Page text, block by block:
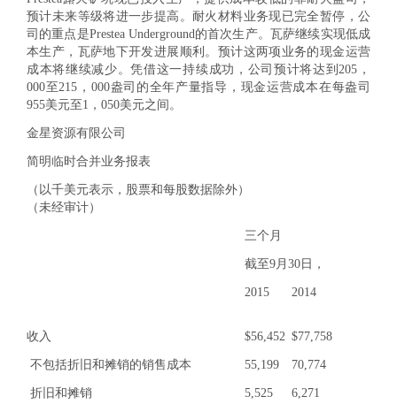
预计未来等级将进一步提高。耐火材料业务现已完全暂停，公
司的重点是Prestea Underground的首次生产。瓦萨继续实现低成
本生产，瓦萨地下开发进展顺利。预计这两项业务的现金运营
成本将继续减少。凭借这一持续成功，公司预计将达到205，
000至215，000盎司的全年产量指导，现金运营成本在每盎司
955美元至1，050美元之间。
金星资源有限公司
简明临时合并业务报表
（以千美元表示，股票和每股数据除外）
（未经审计）
三个月
截至9月30日，
2015 2014
收入 $56,452 $77,758
不包括折旧和摊销的销售成本 55,199 70,774
折旧和摊销 5,525 6,271